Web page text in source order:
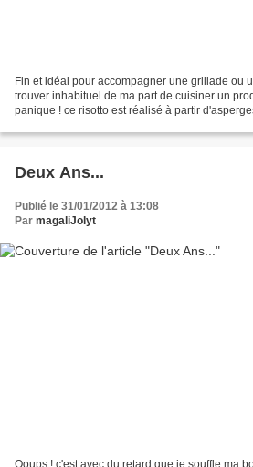
Fin et idéal pour accompagner une grillade ou
trouver inhabituel de ma part de cuisiner un
panique ! ce risotto est réalisé à partir
Deux Ans...
Publié le 31/01/2012 à 13:08
Par magaliJolyt
Ooups ! c'est avec du retard que je souffle ma